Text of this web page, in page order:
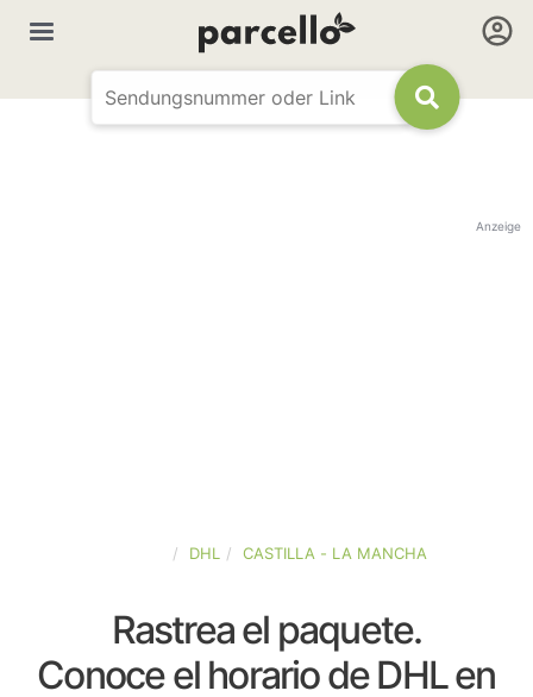
Anzeige
DHL CASTILLA - LA MANCHA
Rastrea el paquete.
Conoce el horario de DHL en